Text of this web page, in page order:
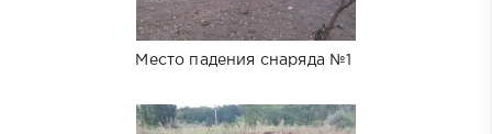
Место падения снаряда №1